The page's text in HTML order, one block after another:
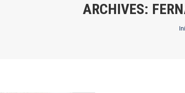
ARCHIVES: